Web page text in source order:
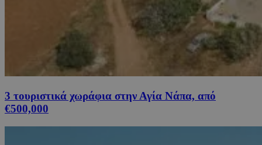
3 τουριστικά χωράφια στην Αγία Νάπα, από
€500,000